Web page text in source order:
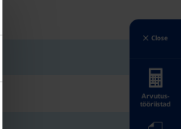
Close
Arvutus-
tööriistad